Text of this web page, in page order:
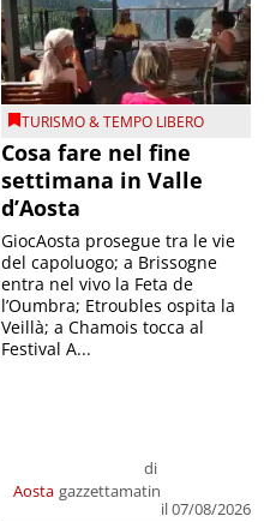
TURISMO & TEMPO LIBERO
Cosa fare nel fine
settimana in Valle
d’Aosta
Aosta
di
gazzettamatin
il 07/08/2026
GiocAosta prosegue tra le vie
del capoluogo; a Brissogne
entra nel vivo la Feta de
l’Oumbra; Etroubles ospita la
Veillà; a Chamois tocca al
Festival A...